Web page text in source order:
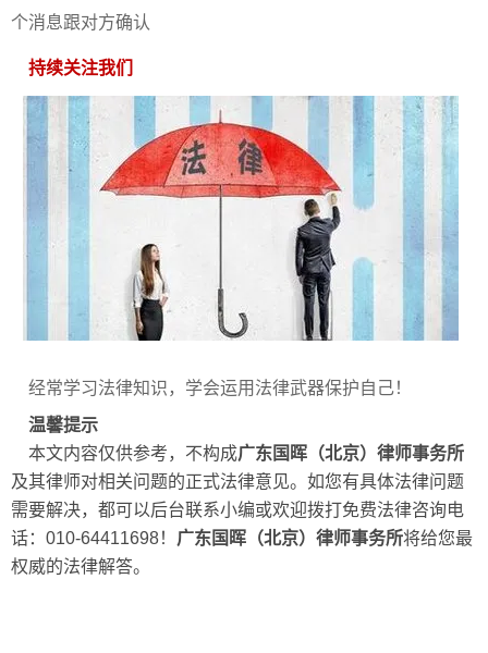
个消息跟对方确认
持续关注我们
经常学习法律知识，学会运用法律武器保护自己！
温馨提示
本文内容仅供参考，不构成广东国晖（北京）律师事务所
及其律师对相关问题的正式法律意见。如您有具体法律问题
需要解决，都可以后台联系小编或欢迎拨打免费法律咨询电
话：010-64411698！ 广东国晖（北京）律师事务所将给您最
权威的法律解答。